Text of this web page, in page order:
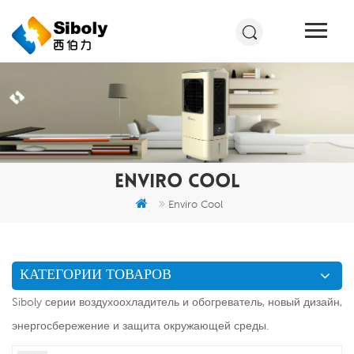
ENVIRO COOL
Enviro Cool
КАТЕГОРИИ ТОВАРОВ
Siboly серии воздухоохладитель и обогреватель, новый дизайн,
энергосбережение и защита окружающей среды.